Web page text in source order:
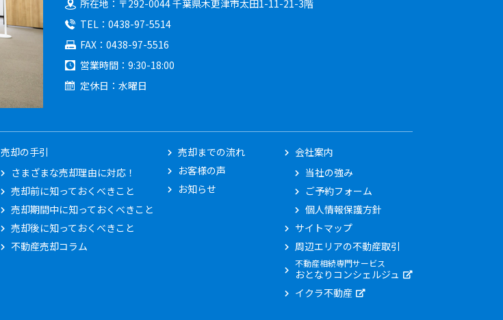
所在地
〒292-0044 千葉県木更津市太田1-11-21-3階
TEL
0438-97-5514
FAX
0438-97-5516
営業時間
9:30-18:00
定休日
水曜日
売却の手引
さまざまな売却理由に対応！
売却前に知っておくべきこと
売却期間中に知っておくべきこと
売却後に知っておくべきこと
不動産売却コラム
売却までの流れ
お客様の声
お知らせ
会社案内
当社の強み
ご予約フォーム
個人情報保護方針
サイトマップ
周辺エリアの不動産取引
不動産相続専門サービス
おとなりコンシェルジュ
イクラ不動産